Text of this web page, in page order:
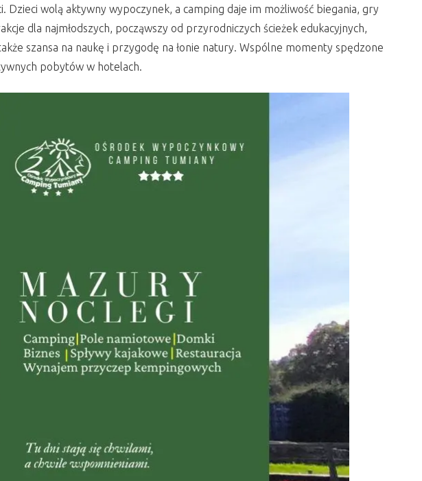
wolą aktywny wypoczynek, a camping daje im możliwość biegania, gry
dla najmłodszych, począwszy od przyrodniczych ścieżek edukacyjnych,
szansa na naukę i przygodę na łonie natury. Wspólne momenty spędzone
pobytów w hotelach.